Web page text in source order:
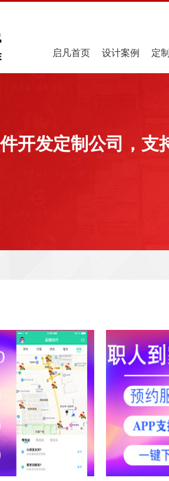
启凡首页 设计案例 定
开发定制公司，支